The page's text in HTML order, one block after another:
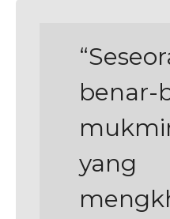
benar-
yang